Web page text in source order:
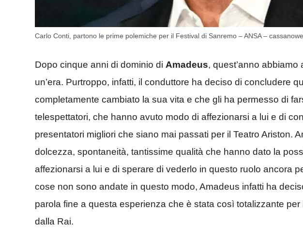
Carlo Conti, partono le prime polemiche per il Festival di Sanremo – ANSA –
Dopo cinque anni di dominio di Amadeus, quest’anno
un’era. Purtroppo, infatti, il conduttore ha deciso di concludere
completamente cambiato la sua vita e che gli ha permesso di
telespettatori, che hanno avuto modo di affezionarsi a lui e di
presentatori migliori che siano mai passati per il Teatro Ariston.
dolcezza, spontaneità, tantissime qualità che hanno dato la
affezionarsi a lui e di sperare di vederlo in questo ruolo ancora
cose non sono andate in questo modo, Amadeus infatti ha
parola fine a questa esperienza che è stata così totalizzante
dalla Rai.